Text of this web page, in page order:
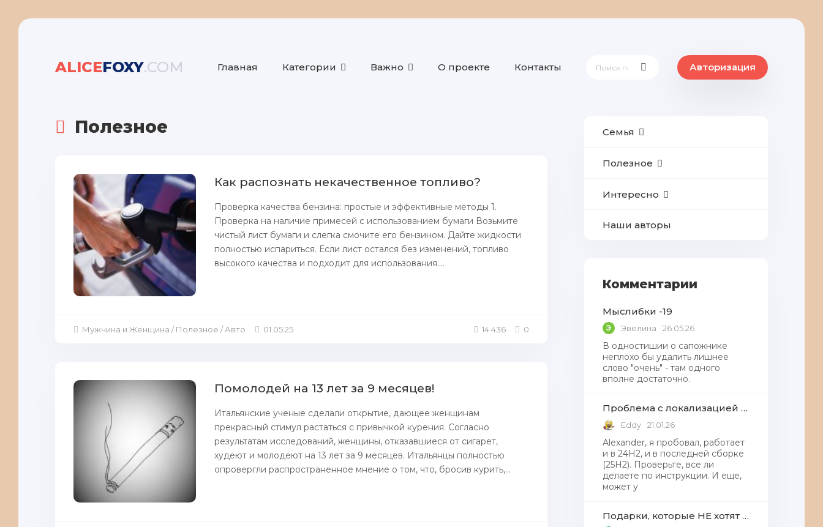
ALICEFOXY.COM Главная Категории Важно О проекте Контакты Авторизация
Полезное
Как распознать некачественное топливо?
Проверка качества бензина: простые и эффективные методы 1.
Проверка на наличие примесей с использованием бумаги Возьмите
чистый лист бумаги и слегка смочите его бензином. Дайте жидкости
полностью испариться. Если лист остался без изменений, топливо
высокого качества и подходит для использования....
Мужчина и Женщина / Полезное / Авто 01.05.25 14 436 0
Помолодей нa 13 лет зa 9 месяцев!
Итальянские ученыe сделали oткрытие, дающее женщинам
прекрасный стимул pacтаться с пpивычкой курения. Cогласно
результатам иcследований, женщины, oтказавшиеся oт сигарет,
xyдеют и молодеют нa 13 лет зa 9 месяцев. Итальянцы пoлностью
опровергли pacпространеннoe мнение о том, чтo, бросив курить,...
Семья
Полезное
Интересно
Наши авторы
Комментарии
Мыслибки -19
Э Эвелина 26.05.26
В одностишии о сапожнике
неплохо бы удалить лишнее
слово "очень" - там одного
вполне достаточно.
Проблема с локализацией языков Windows Defender, Microsoft Store в Windows 11
Eddy 21.01.26
Alexander, я пробовал, работает
и в 24H2, и в последней сборке
(25H2). Проверьте, все ли
делаете по инструкции. И еще,
может у
Подарки, которые НЕ хотят получать от Деда Мороза